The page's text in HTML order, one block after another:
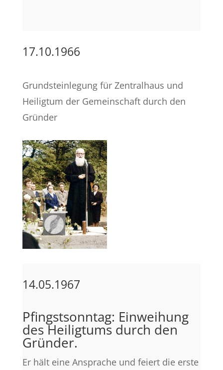
17.10.1966
Grundsteinlegung für Zentralhaus und
Heiligtum der Gemeinschaft durch den
Gründer
14.05.1967
Pfingstsonntag: Einweihung
des Heiligtums durch den
Gründer.
Er hält eine Ansprache und feiert die erste